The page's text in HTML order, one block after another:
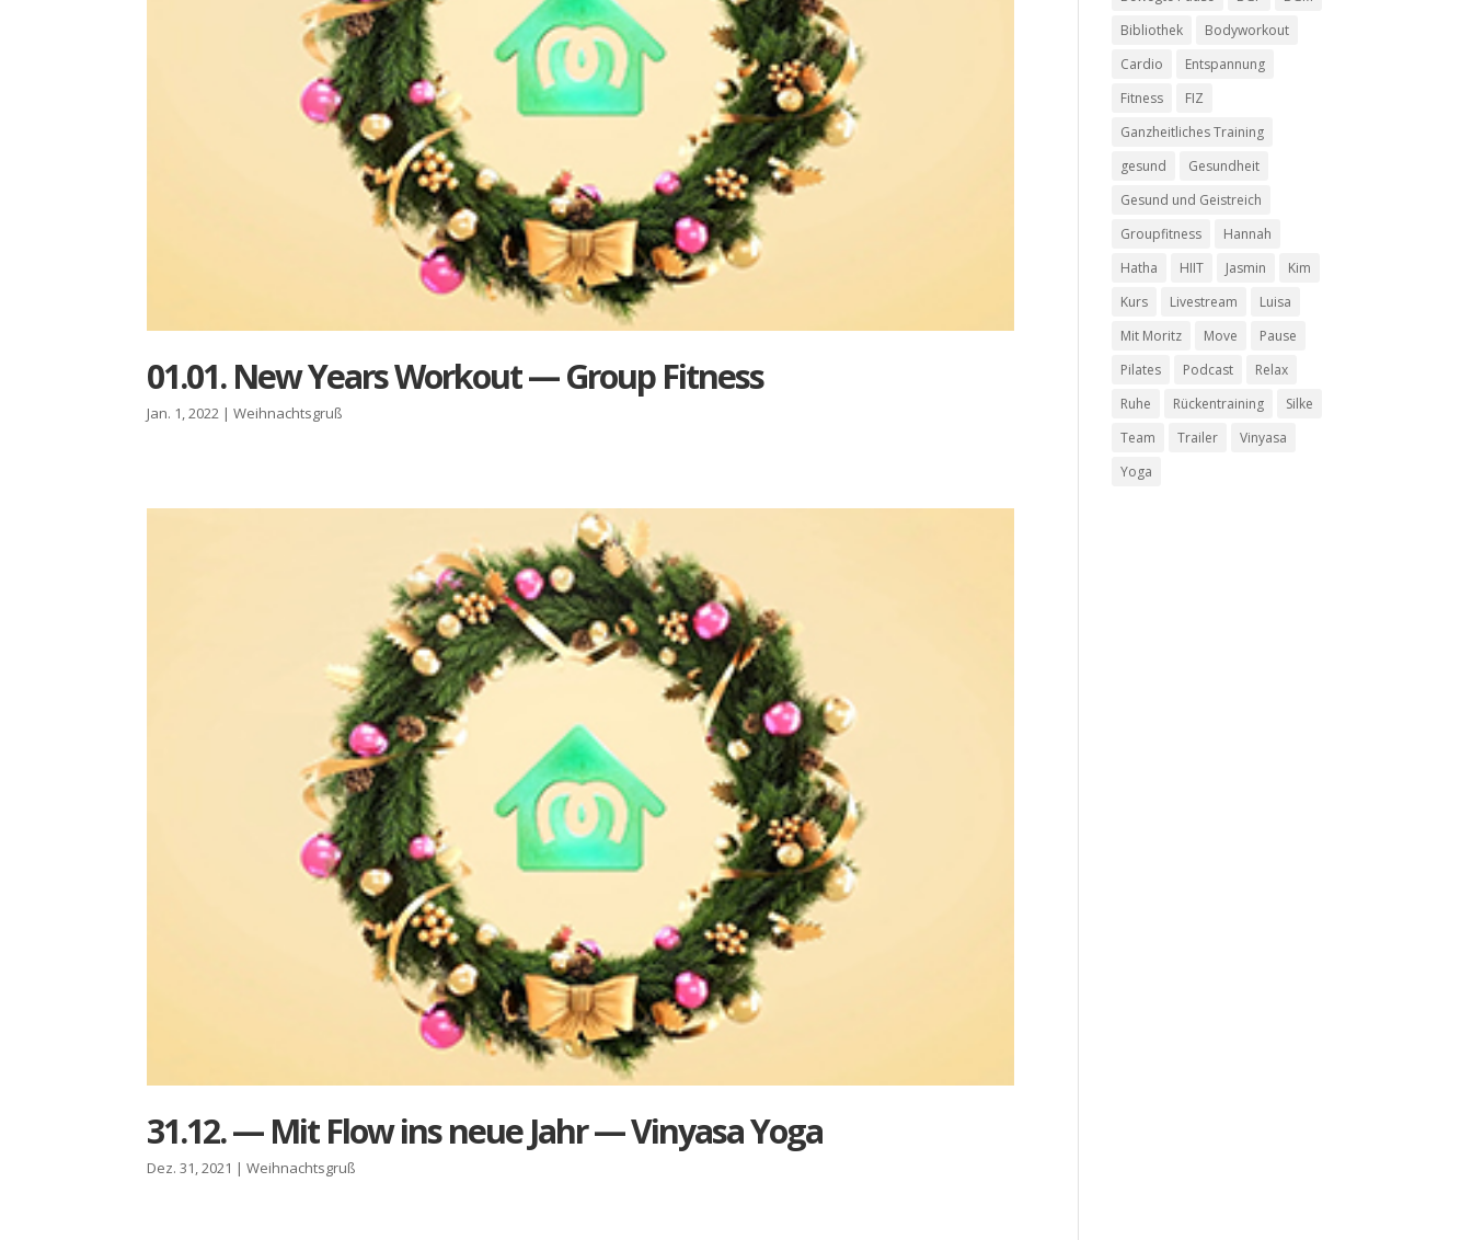
01.01. New Years Work­out — Group Fit­ness
Jan. 1, 2022 |Weihnachtsgruß
31.12. — Mit Flow ins neue Jahr — Vin­ya­sa Yoga
Dez. 31, 2021 |Weihnachtsgruß
Bibliothek
Bodyworkout
Cardio
Entspannung
Fitness
FIZ
Ganzheitliches Training
gesund
Gesundheit
Gesund und Geistreich
Groupfitness
Hannah
Hatha
HIIT Jasmin
Kim
Kurs
Livestream
Luisa
Mit Moritz
Move
Pause
Pilates
Podcast
Relax
Ruhe
Rückentraining
Silke
Team
Trailer
Vinyasa
Yoga